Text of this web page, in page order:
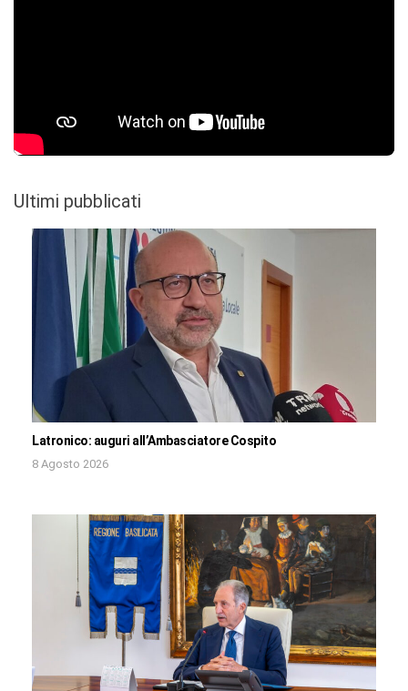
Ultimi pubblicati
Latronico: auguri all’Ambasciatore Cospito
8 Agosto 2026